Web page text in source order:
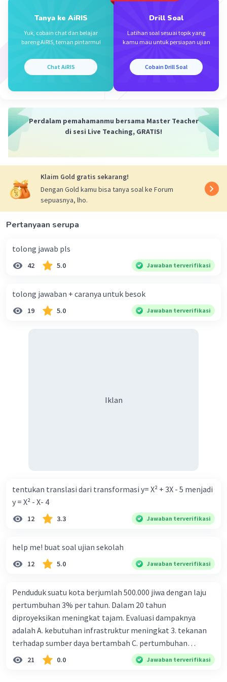
Jadi ,panjang PQ adalah 16cm
Beri Rating 2 Balas
Level 22
Iklan
Tanya ke AiRIS
Yuk, cobain chat dan belajar
bareng AiRIS, teman pintarmu!
Chat AiRIS
Drill Soal
Latihan soal sesuai topik yang
kamu mau untuk persiapan ujian
Cobain Drill Soal
Perdalam pemahamanmu bersama Master Teacher
di sesi Live Teaching, GRATIS!
Klaim Gold gratis sekarang!
Dengan Gold kamu bisa tanya soal ke Forum
sepuasnya, lho.
Pertanyaan serupa
tolong jawab pls
42 5.0 Jawaban terverifikasi
tolong jawaban + caranya untuk besok
19 5.0 Jawaban terverifikasi
Iklan
tentukan translasi dari transformasi y= X² + 3X - 5 menjadi
y = X² - X- 4
12 3.3 Jawaban terverifikasi
help me! buat soal ujian sekolah
12 5.0 Jawaban terverifikasi
Penduduk suatu kota berjumlah 500.000 jiwa dengan laju
pertumbuhan 3% per tahun. Dalam 20 tahun
diproyeksikan meningkat tajam. Evaluasi dampaknya
adalah A. kebutuhan infrastruktur meningkat 3. tekanan
terhadap sumber daya bertambah C. pertumbuhan
eksponensial berdampak jangka panjang D. tidak
memengaruhi tata ruang E. proyeksi penduduk penting
21 0.0 Jawaban terverifikasi